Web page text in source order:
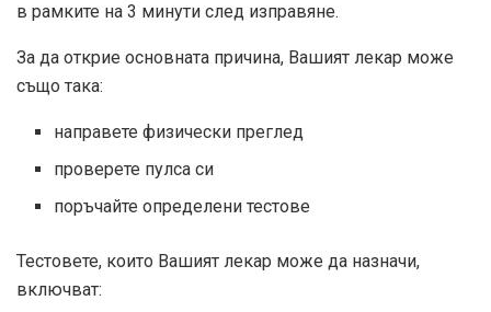
в рамките на 3 минути след изправяне.
За да открие основната причина, Вашият лекар може
също така:
направете физически преглед
проверете пулса си
поръчайте определени тестове
Тестовете, които Вашият лекар може да назначи,
включват: